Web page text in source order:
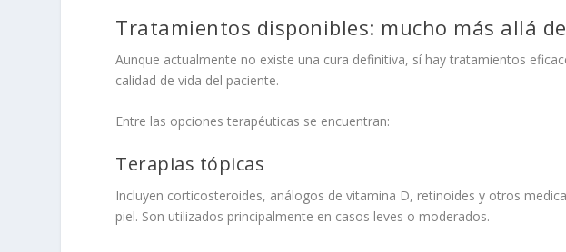
Tratamientos disponibles: mucho más allá
Aunque actualmente no existe una cura definitiva, sí hay tratamientos
calidad de vida del paciente.
Entre las opciones terapéuticas se encuentran:
Terapias tópicas
Incluyen corticosteroides, análogos de vitamina D, retinoides y otros
piel. Son utilizados principalmente en casos leves o moderados.